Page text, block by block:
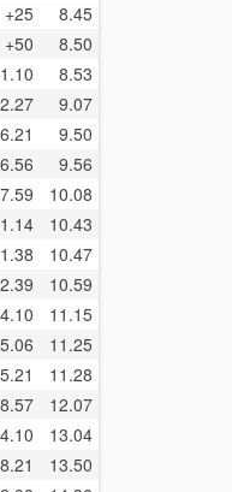
+25
8.45
+50
8.50
8.53
9.07
9.50
9.56
10.08
10.43
10.47
10.59
11.15
11.25
11.28
12.07
13.04
13.50